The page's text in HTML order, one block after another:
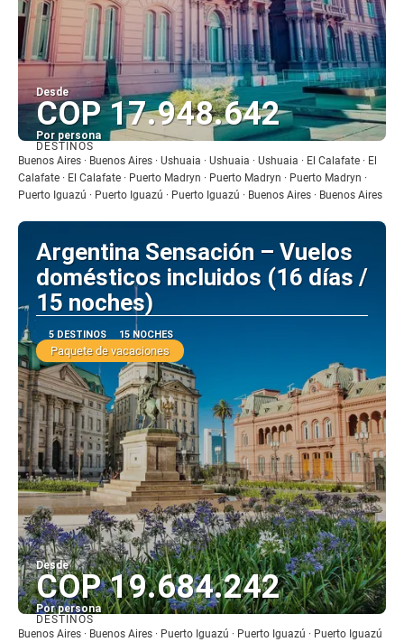
Desde
COP 17.948.642
Por persona
Ver
DESTINOS
Buenos Aires · Buenos Aires · Ushuaia · Ushuaia · Ushuaia · El Calafate · El
Calafate · El Calafate · Puerto Madryn · Puerto Madryn · Puerto Madryn ·
Puerto Iguazú · Puerto Iguazú · Puerto Iguazú · Buenos Aires · Buenos Aires
Argentina Sensación – Vuelos
domésticos incluidos (16 días /
15 noches)
5 DESTINOS 15 NOCHES
Paquete de vacaciones
Desde
COP 19.684.242
Por persona
Ver
DESTINOS
Buenos Aires · Buenos Aires · Puerto Iguazú · Puerto Iguazú · Puerto Iguazú